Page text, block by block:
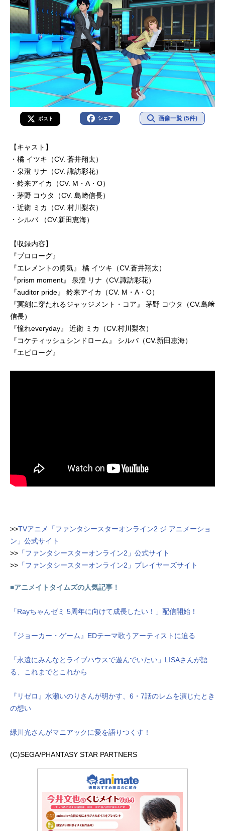
ポスト シェア 画像一覧 (5件)
【キャスト】
・橘 イツキ（CV. 蒼井翔太）
・泉澄 リナ（CV. 諏訪彩花）
・鈴来アイカ（CV. M・A・O）
・茅野 コウタ（CV. 島﨑信長）
・近衛 ミカ（CV. 村川梨衣）
・シルバ （CV.新田恵海）
【収録内容】
『プロローグ』
『エレメントの勇気』 橘 イツキ（CV.蒼井翔太）
『prism moment』 泉澄 リナ（CV.諏訪彩花）
『auditor pride』 鈴来アイカ（CV. M・A・O）
『冥刻に穿たれるジャッジメント・コア』 茅野 コウタ（CV.島﨑
信長）
『憧れeveryday』 近衛 ミカ（CV.村川梨衣）
『コケティッシュシンドローム』 シルバ（CV.新田恵海）
『エピローグ』
>>TVアニメ「ファンタシースターオンライン2 ジ アニメーショ
ン」公式サイト
>> 「ファンタシースターオンライン2」公式サイト
>> 「ファンタシースターオンライン2」プレイヤーズサイト
■アニメイトタイムズの人気記事！
「Rayちゃんゼミ 5周年に向けて成長したい！」配信開始！
『ジョーカー・ゲーム』EDテーマ歌うアーティストに迫る
「永遠にみんなとライブハウスで遊んでいたい」LISAさんが語
る、これまでとこれから
『リゼロ』水瀬いのりさんが明かす、6・7話のレムを演じたとき
の想い
緑川光さんがマニアックに愛を語りつくす！
(C)SEGA/PHANTASY STAR PARTNERS